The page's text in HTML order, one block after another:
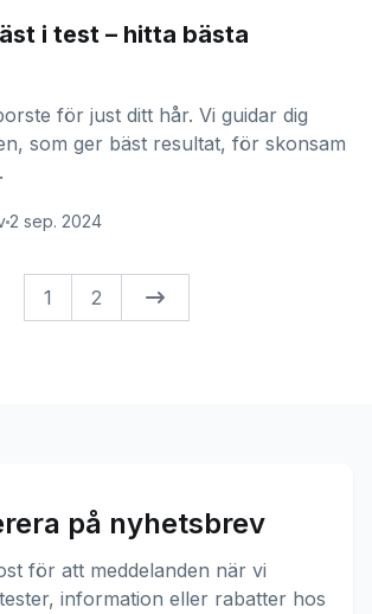
i test – hitta bästa
för just ditt hår. Vi guidar dig
som ger bäst resultat, för skonsam
2 sep. 2024
1 2
på nyhetsbrev
för att meddelanden när vi
information eller rabatter hos